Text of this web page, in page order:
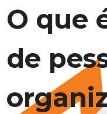
O que
de